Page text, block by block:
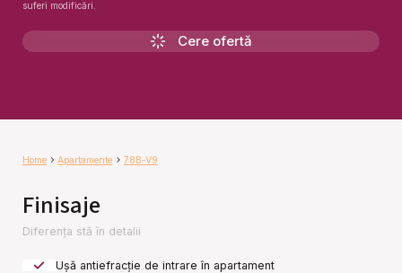
suferi modificări.
Cere ofertă
Home Apartamente 78B-V9
Finisaje
Diferența stă în detalii
Ușă antiefracție de intrare în apartament